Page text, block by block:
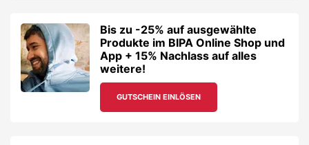
Bis zu -25% auf ausgewählte
Produkte im BIPA Online Shop und
App + 15% Nachlass auf alles
weitere!
GUTSCHEIN EINLÖSEN